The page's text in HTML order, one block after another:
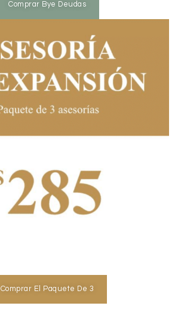
Comprar Bye Deudas
Comprar El Paquete De 3